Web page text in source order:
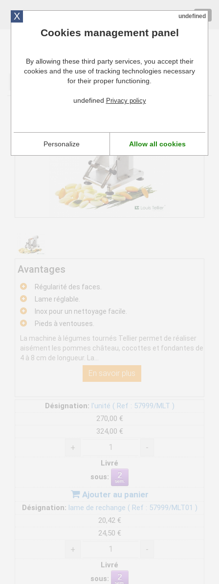
Cuisinresto: Ustensiles de cuisine pour professionnels
Avantages
Régularité des faces.
Lame réglable.
Inox pour un nettoyage facile.
Pieds à ventouses.
La machine à légumes tournés Tellier permet de réaliser
aisément les pommes château, cocottes et fondantes de
4 à 8 cm de longueur. La...
En savoir plus
Désignation: l'unité ( Ref : 57999/MLT )
270,00 €
324,00 €
+ -
Livré
sous:
Ajouter au panier
Désignation: lame de rechange ( Ref : 57999/MLT01 )
20,42 €
24,50 €
+ -
Livré
sous:
X undefined
Cookies management panel
By allowing these third party services, you accept their
cookies and the use of tracking technologies necessary
for their proper functioning.
undefined Privacy policy
Personalize Allow all cookies